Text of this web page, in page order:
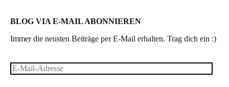
BLOG VIA E-MAIL ABONNIEREN
Immer die neusten Beiträge per E-Mail erhalten. Trag dich ein :)
E-